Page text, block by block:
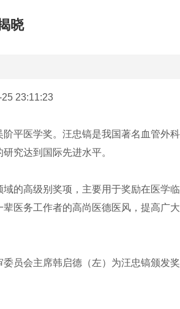
晓
23:11:23
平医学奖。汪忠镐是我国著名血管外
究达到国际先进水平。
的高级别奖项，主要用于奖励在医学
医务工作者的高尚医德医风，提高广
员会主席韩启德（左）为汪忠镐颁发奖